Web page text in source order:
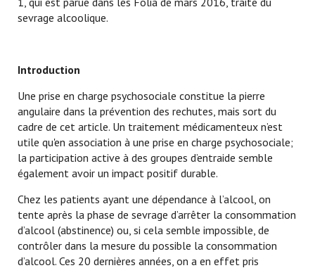
sevrage alcoolique.
Introduction
Une prise en charge psychosociale constitue la pierre
angulaire dans la prévention des rechutes, mais sort du
cadre de cet article. Un traitement médicamenteux n’est
utile qu'en association à une prise en charge psychosociale;
la participation active à des groupes d’entraide semble
également avoir un impact positif durable.
Chez les patients ayant une dépendance à l’alcool, on
tente après la phase de sevrage d’arrêter la consommation
d’alcool (abstinence) ou, si cela semble impossible, de
contrôler dans la mesure du possible la consommation
d’alcool. Ces 20 dernières années, on a en effet pris